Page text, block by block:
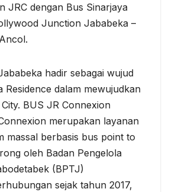
JRC dengan Bus Sinarjaya
Junction Jababeka –
hadir sebagai wujud
Residence dalam mewujudkan
BUS JR Connexion
merupakan layanan
massal berbasis bus point to
oleh Badan Pengelola
(BPTJ)
sejak tahun 2017,